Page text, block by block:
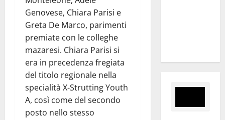
Genovese, Chiara Parisi e
Greta De Marco, parimenti
premiate con le colleghe
mazaresi. Chiara Parisi si
era in precedenza fregiata
del titolo regionale nella
specialità X-Strutting Youth
A, così come del secondo
posto nello stesso